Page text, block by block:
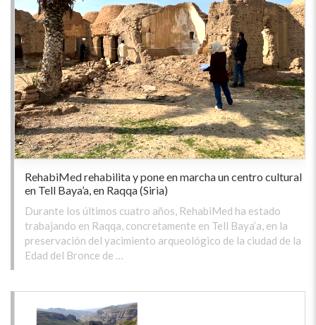
RehabiMed rehabilita y pone en marcha un centro cultural
en Tell Baya’a, en Raqqa (Siria)
Durante los últimos cuatro años, RehabiMed ha estado
trabajando en Raqqa, concretamente en Tell Baya’a, en la
preservación del yacimiento arqueológico de la ciudad de la
Edad del Bronce de …